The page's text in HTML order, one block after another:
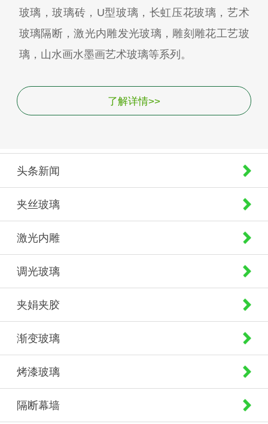
玻璃，玻璃砖，U型玻璃，长虹压花玻璃，艺术
玻璃隔断，激光内雕发光玻璃，雕刻雕花工艺玻
璃，山水画水墨画艺术玻璃等系列。
了解详情>>
头条新闻
夹丝玻璃
激光内雕
调光玻璃
夹娟夹胶
渐变玻璃
烤漆玻璃
隔断幕墙